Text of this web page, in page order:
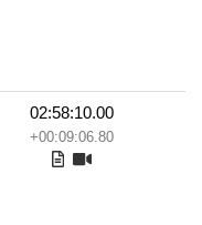
02:58:10.00
+00:09:06.80